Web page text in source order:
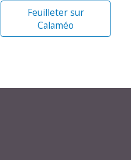
Feuilleter sur
Calaméo